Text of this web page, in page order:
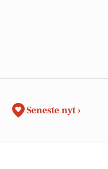
Seneste nyt ›